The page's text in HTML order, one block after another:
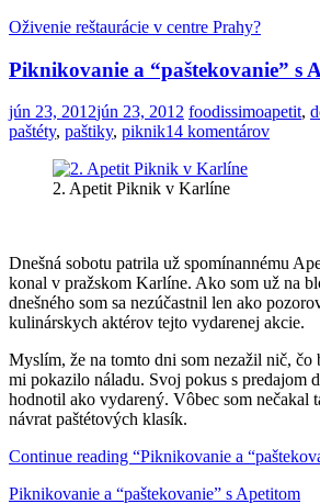
Oživenie reštaurácie v centre Prahy?
Piknikovanie a “paštekovanie” s
jún 23, 2012jún 23, 2012 foodissimoapetit,
paštéty, paštiky, piknik14 komentárov
2. Apetit Piknik v Karlíne
Dnešná sobotu patrila už spomínannému
konal v pražskom Karlíne. Ako som už na
dnešného som sa nezúčastnil len ako
kulinárskych aktérov tejto vydarenej akcie.
Myslím, že na tomto dni som nezažil nič, čo
mi pokazilo náladu. Svoj pokus s predajom
hodnotil ako vydarený. Vôbec som nečakal
návrat paštétových klasík.
Continue reading “Piknikovanie a
Piknikovanie a “paštekovanie” s Apetitom